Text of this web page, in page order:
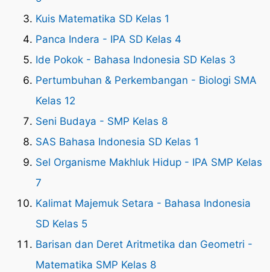
Kuis Matematika SD Kelas 1
Panca Indera - IPA SD Kelas 4
Ide Pokok - Bahasa Indonesia SD Kelas 3
Pertumbuhan & Perkembangan - Biologi SMA
Kelas 12
Seni Budaya - SMP Kelas 8
SAS Bahasa Indonesia SD Kelas 1
Sel Organisme Makhluk Hidup - IPA SMP Kelas
7
Kalimat Majemuk Setara - Bahasa Indonesia
SD Kelas 5
Barisan dan Deret Aritmetika dan Geometri -
Matematika SMP Kelas 8